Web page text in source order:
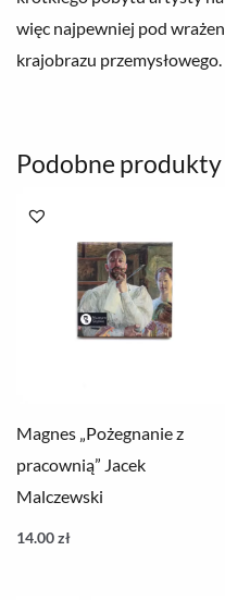
więc najpewniej pod
krajobrazu przemysłowego.
Podobne produkty
Magnes „Pożegnanie z
pracownią” Jacek
Malczewski
14.00zł